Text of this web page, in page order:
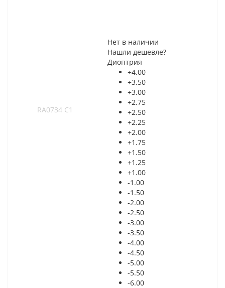
Нет в наличии
Нашли дешевле?
Диоптрия
+4.00
+3.50
+3.00
+2.75
+2.50
+2.25
+2.00
+1.75
+1.50
+1.25
+1.00
-1.00
-1.50
-2.00
-2.50
-3.00
-3.50
-4.00
-4.50
-5.00
-5.50
-6.00